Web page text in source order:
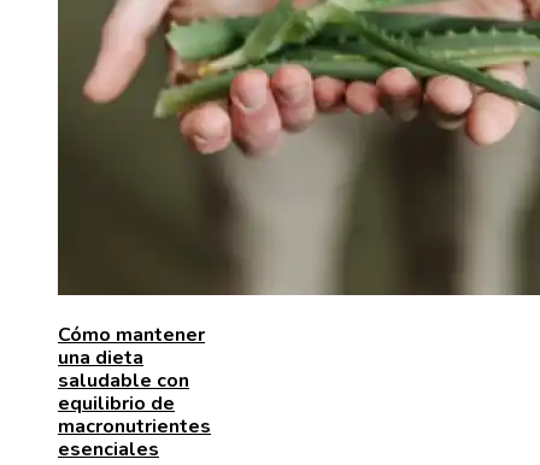
Cómo mantener
una dieta
saludable con
equilibrio de
macronutrientes
esenciales